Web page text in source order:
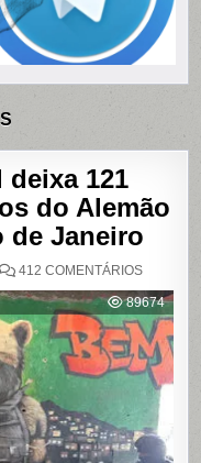
121
do Alemão
de Janeiro
412 COMENTÁRIOSEM
POLICIAL
DEIXA
121
MORTOS
NOS
DO
ALEMÃO
PENHA,
NO
RIO
89674